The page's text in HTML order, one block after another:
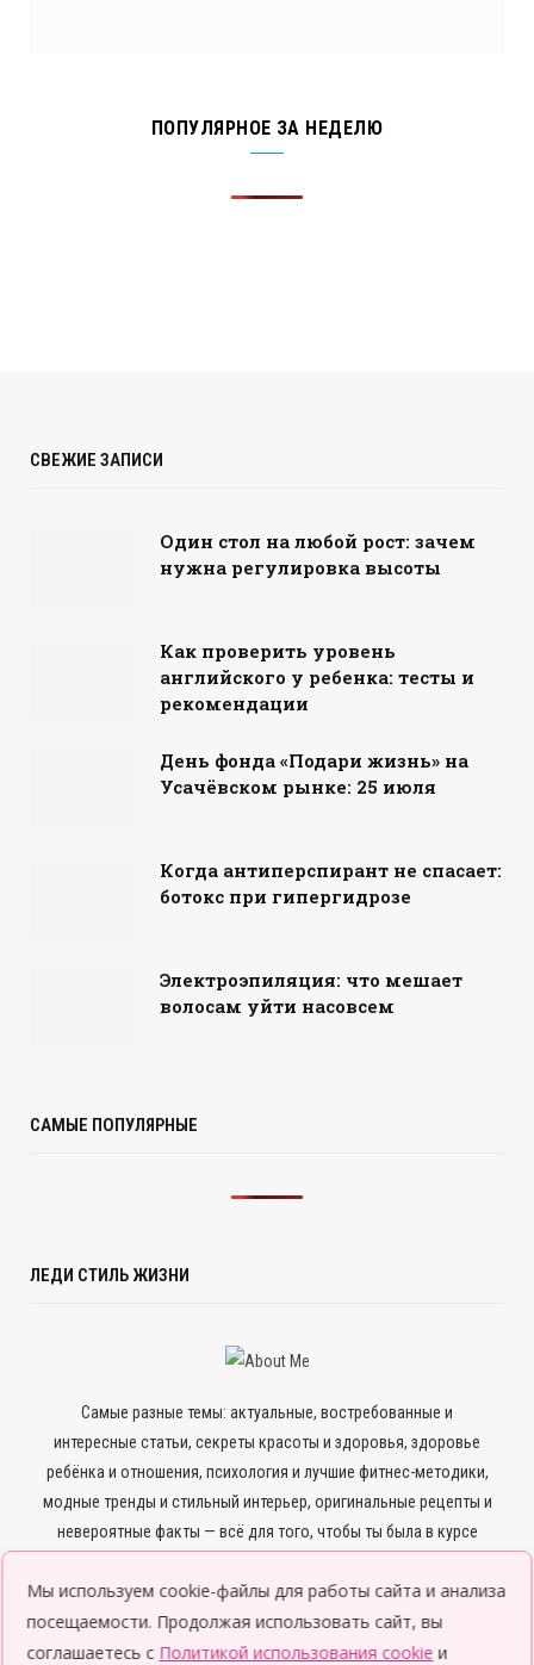
ПОПУЛЯРНОЕ ЗА НЕДЕЛЮ
СВЕЖИЕ ЗАПИСИ
Один стол на любой рост: зачем
нужна регулировка высоты
Как проверить уровень
английского у ребенка: тесты и
рекомендации
День фонда «Подари жизнь» на
Усачёвском рынке: 25 июля
Когда антиперспирант не спасает:
ботокс при гипергидрозе
Электроэпиляция: что мешает
волосам уйти насовсем
САМЫЕ ПОПУЛЯРНЫЕ
ЛЕДИ СТИЛЬ ЖИЗНИ
Самые разные темы: актуальные, востребованные и
интересные статьи, секреты красоты и здоровья, здоровье
ребёнка и отношения, психология и лучшие фитнес-методики,
модные тренды и стильный интерьер, оригинальные рецепты и
невероятные факты — всё для того, чтобы ты была в курсе
Мы используем cookie-файлы для работы сайта и анализа
посещаемости. Продолжая использовать сайт, вы
соглашаетесь с Политикой использования cookie и